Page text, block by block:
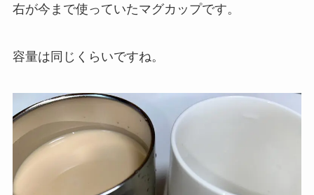
右が今まで使っていたマグカップです。
容量は同じくらいですね。